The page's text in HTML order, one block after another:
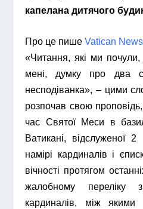
капелана дитячого
Про це пишеVatican News
«Читання, які ми
мені, думку про два
несподіванка», – цими
розпочав свою
час Святої Меси в
Ватикані, відслуженої
намірі кардиналів і
вічності протягом
жалобному переліку
кардиналів, між